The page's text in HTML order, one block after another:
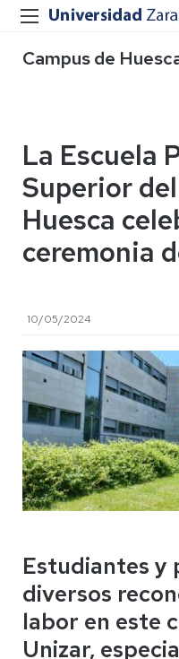
Campus de
La Escuela
Superior
Huesca
ceremonia
10/05/2024
Estudiantes y
diversos
labor en este
Unizar,